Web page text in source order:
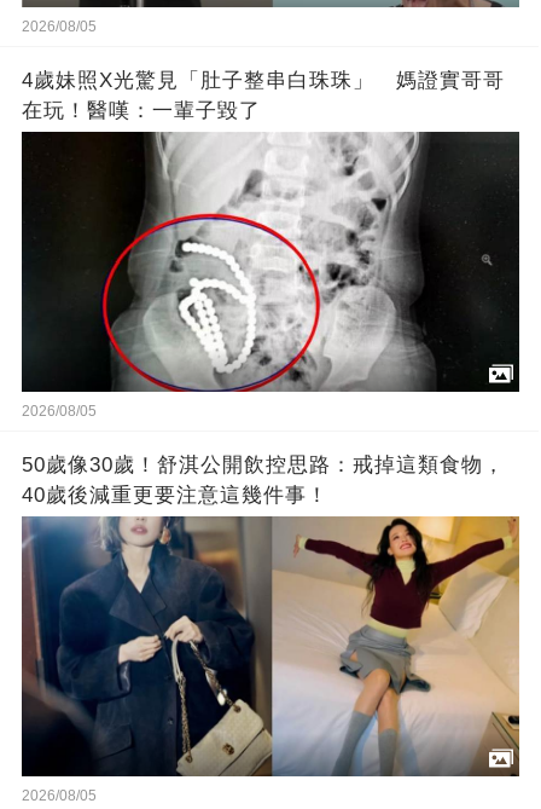
2026/08/05
4歲妹照X光驚見「肚子整串白珠珠」 媽證實哥哥
在玩！醫嘆：一輩子毀了
2026/08/05
50歲像30歲！舒淇公開飲控思路：戒掉這類食物，
40歲後減重更要注意這幾件事！
2026/08/05